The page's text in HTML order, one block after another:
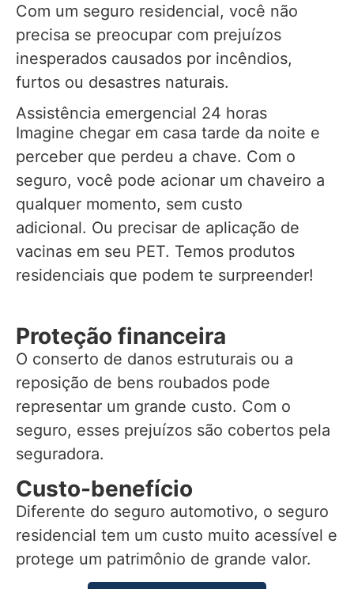
Com um seguro residencial, você não
precisa se preocupar com prejuízos
inesperados causados por incêndios,
furtos ou desastres naturais.
Assistência emergencial 24 horas
Imagine chegar em casa tarde da noite e
perceber que perdeu a chave. Com o
seguro, você pode acionar um chaveiro a
qualquer momento, sem custo
adicional. Ou precisar de aplicação de
vacinas em seu PET. Temos produtos
residenciais que podem te surpreender!
Proteção financeira
O conserto de danos estruturais ou a
reposição de bens roubados pode
representar um grande custo. Com o
seguro, esses prejuízos são cobertos pela
seguradora.
Custo-benefício
Diferente do seguro automotivo, o seguro
residencial tem um custo muito acessível e
protege um patrimônio de grande valor.